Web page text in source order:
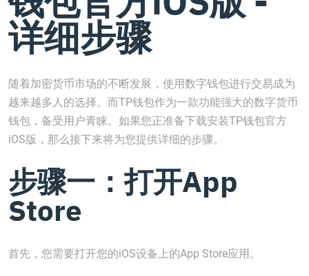
详细步骤
随着加密货币市场的不断发展，使用数字钱包进行交易成为
越来越多人的选择。而TP钱包作为一款功能强大的数字货币
钱包，备受用户青睐。如果您正准备下载安装TP钱包官方
iOS版，那么接下来将为您提供详细的步骤。
步骤一：打开App
Store
首先，您需要打开您的iOS设备上的App Store应用。